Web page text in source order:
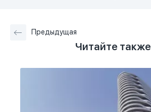
Предыдущая
Читайте также